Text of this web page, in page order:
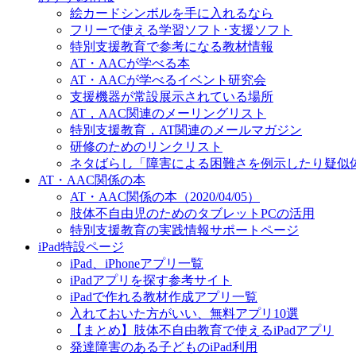
絵カードシンボルを手に入れるなら
フリーで使える学習ソフト･支援ソフト
特別支援教育で参考になる教材情報
AT・AACが学べる本
AT・AACが学べるイベント研究会
支援機器が常設展示されている場所
AT，AAC関連のメーリングリスト
特別支援教育，AT関連のメールマガジン
研修のためのリンクリスト
ネタばらし「障害による困難さを例示したり疑似
AT・AAC関係の本
AT・AAC関係の本（2020/04/05）
肢体不自由児のためのタブレットPCの活用
特別支援教育の実践情報サポートページ
iPad特設ページ
iPad、iPhoneアプリ一覧
iPadアプリを探す参考サイト
iPadで作れる教材作成アプリ一覧
入れておいた方がいい、無料アプリ10選
【まとめ】肢体不自由教育で使えるiPadアプリ
発達障害のある子どものiPad利用